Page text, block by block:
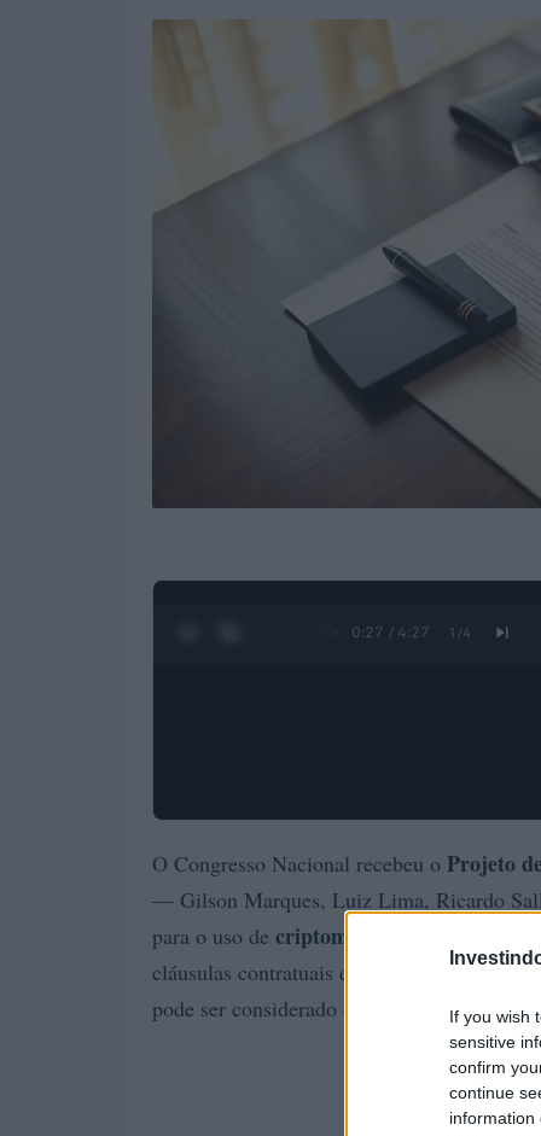
If you wish
sensitive
confirm
continue
information
0:28 / 4:27 1 /4
O Congresso Nacional recebeu o Projeto
— Gilson Marques, Luiz Lima, Ricardo
para o uso de criptomoedas
cláusulas contratuais que prevejam
pode ser considerado quite após a